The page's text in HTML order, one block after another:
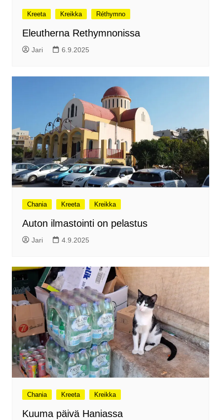
Kreeta Kreikka Réthymno
Eleutherna Rethymnonissa
Jari 6.9.2025
Chania Kreeta Kreikka
Auton ilmastointi on pelastus
Jari 4.9.2025
Chania Kreeta Kreikka
Kuuma päivä Haniassa